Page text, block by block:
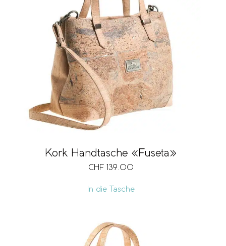
Kork Handtasche «Fuseta»
CHF 139.00
In die Tasche